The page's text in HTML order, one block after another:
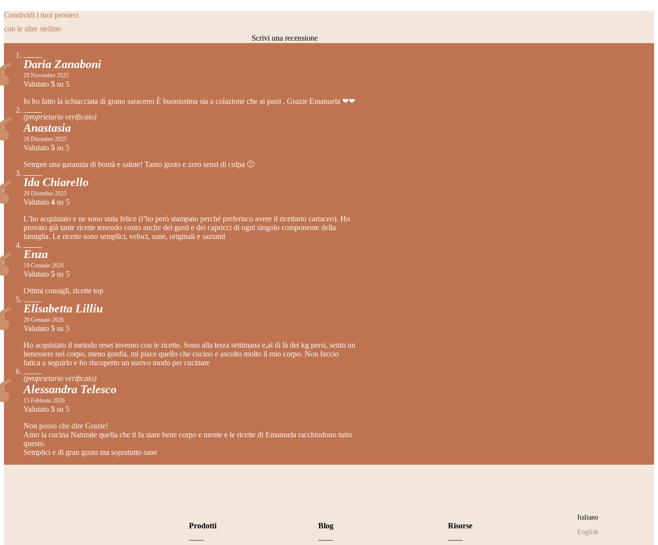
Condividi i tuoi pensieri
Condividi i tuoi pensieri
con le altre stelline
Scrivi una recensione
Valutato 5 su 5
Daria Zanaboni
29 Novembre 2025
Io ho fatto la schiacciata di grano saraceno È buonissima sia a colazione che ai pasti . Grazie Emanuela ❤❤
Valutato 5 su 5
Anastasia
(proprietario verificato)
26 Dicembre 2025
Sempre una garanzia di bontà e salute! Tanto gusto e zero sensi di colpa 🙂
Valutato 4 su 5
Ida Chiarello
29 Dicembre 2025
L’ho acquistato e ne sono stata felice (l’ho però stampato perché preferisco avere il ricettario cartaceo). Ho
provato già tante ricette tenendo conto anche dei gusti e dei capricci di ogni singolo componente della
famiglia. Le ricette sono semplici, veloci, sane, originali e sazianti
Valutato 5 su 5
Enza
19 Gennaio 2026
Ottimi consigli, ricette top
Valutato 5 su 5
Elisabetta Lilliu
20 Gennaio 2026
Ho acquistato il metodo reset inverno con le ricette. Sono alla terza settimana e,al di là dei kg persi, sento un
benessere nel corpo, meno gonfia, mi piace quello che cucino e ascolto molto il mio corpo. Non faccio
fatica a seguirlo e ho riscoperto un nuovo modo per cucinare
Valutato 5 su 5
Alessandra Telesco
(proprietario verificato)
15 Febbraio 2026
Non posso che dire Grazie!
Amo la cucina Naturale quella che ti fa stare bene corpo e mente e le ricette di Emanuela racchiudono tutto
questo.
Semplici e di gran gusto ma sopratutto sane
Prodotti Blog Risorse
Italiano
English